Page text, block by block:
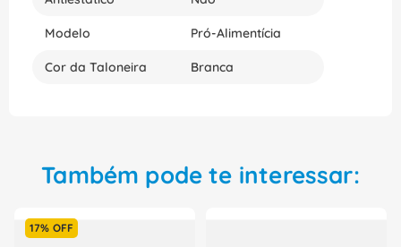
Modelo Pró-Alimentícia
Cor da Taloneira Branca
Também pode te interessar:
17% OFF